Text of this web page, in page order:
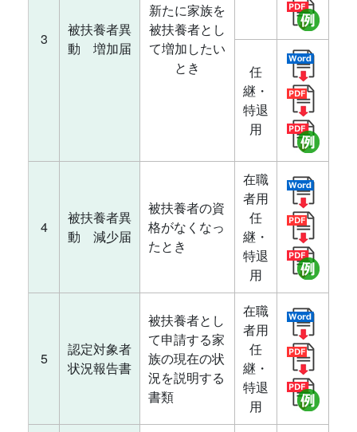
3
被扶養者異
動 増加届
新たに家族を
被扶養者とし
て増加したい
とき
任
継・
特退
用
4
被扶養者異
動 減少届
被扶養者の資
格がなくなっ
たとき
在職
者用
任
継・
特退
用
5
認定対象者
状況報告書
被扶養者とし
て申請する家
族の現在の状
況を説明する
書類
在職
者用
任
継・
特退
用